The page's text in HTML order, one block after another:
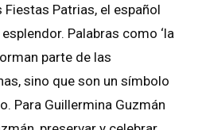
Patrias, el español
Palabras como ‘la
parte de las
sino que son un símbolo
Para Guillermina Guzmán